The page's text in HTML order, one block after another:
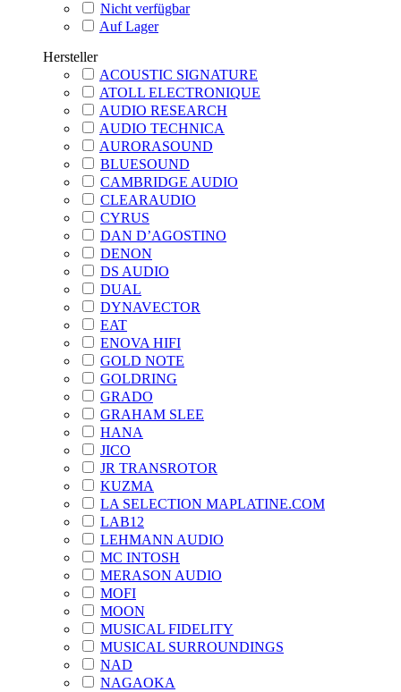
Nicht verfügbar
Auf Lager
Hersteller
ACOUSTIC SIGNATURE
ATOLL ELECTRONIQUE
AUDIO RESEARCH
AUDIO TECHNICA
AURORASOUND
BLUESOUND
CAMBRIDGE AUDIO
CLEARAUDIO
CYRUS
DAN D’AGOSTINO
DENON
DS AUDIO
DUAL
DYNAVECTOR
EAT
ENOVA HIFI
GOLD NOTE
GOLDRING
GRADO
GRAHAM SLEE
HANA
JICO
JR TRANSROTOR
KUZMA
LA SELECTION MAPLATINE.COM
LAB12
LEHMANN AUDIO
MC INTOSH
MERASON AUDIO
MOFI
MOON
MUSICAL FIDELITY
MUSICAL SURROUNDINGS
NAD
NAGAOKA